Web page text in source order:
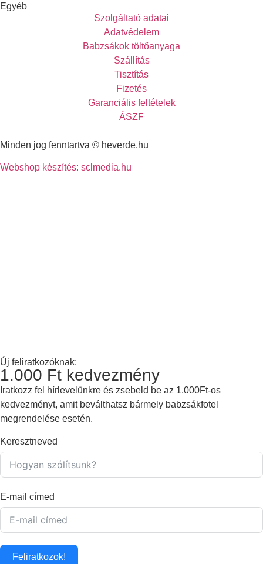
Egyéb
Szolgáltató adatai
Adatvédelem
Babzsákok töltőanyaga
Szállítás
Tisztítás
Fizetés
Garanciális feltételek
ÁSZF
Minden jog fenntartva © heverde.hu
Webshop készítés: sclmedia.hu
Új feliratkozóknak:
1.000 Ft kedvezmény
Iratkozz fel hírlevelünkre és zsebeld be az 1.000Ft-os
kedvezményt, amit beválthatsz bármely babzsákfotel
megrendelése esetén.
Keresztneved
E-mail címed
Feliratkozok!